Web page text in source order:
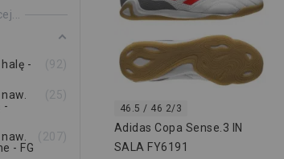
-
92
-
25
- FG
207
46.5 / 46 2/3
Adidas Copa Sense.3 IN
SALA FY6191